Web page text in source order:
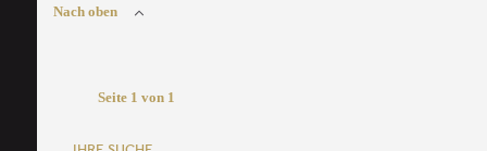
Nach oben
Seite 1 von 1